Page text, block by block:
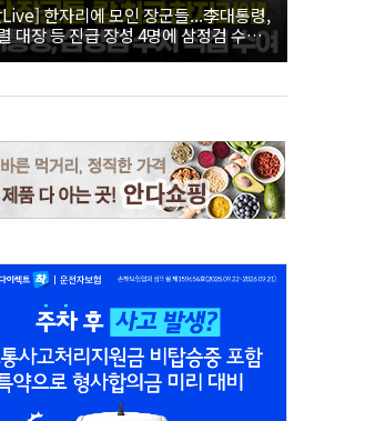
한자리에 모인 장군들...李대통령,
대장 등 진급 장성 4명에 삼정검 수치
여｜26.08.07 장성 진급·삼정검 수치